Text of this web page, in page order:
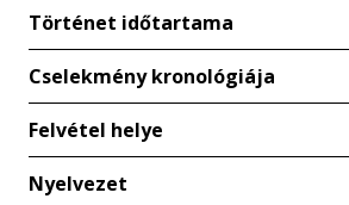
Történet időtartama
Cselekmény kronológiája
Felvétel helye
Nyelvezet